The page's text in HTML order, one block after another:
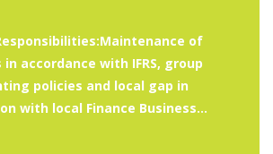
of
accordance with IFRS, group
policies and local gap in
with local Finance Business...